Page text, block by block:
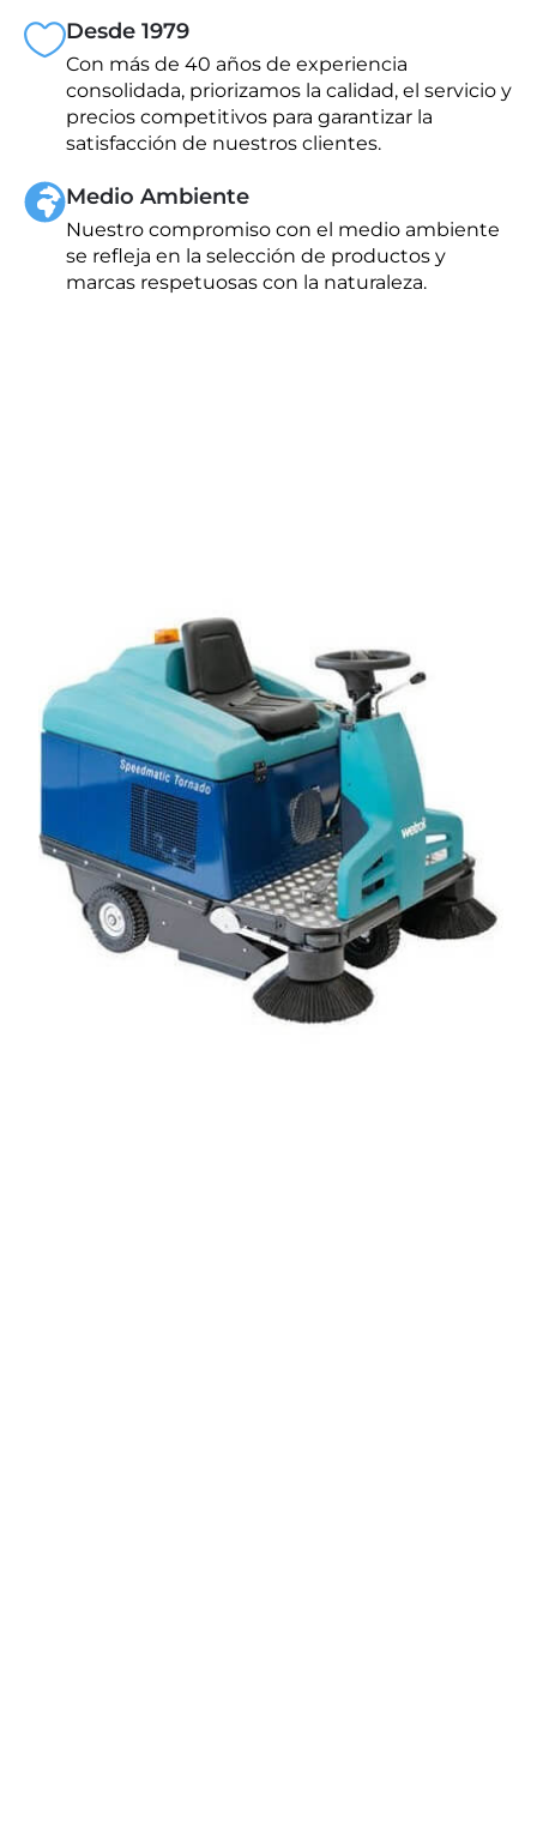
Desde 1979
Con más de 40 años de experiencia
consolidada, priorizamos la calidad, el servicio y
precios competitivos para garantizar la
satisfacción de nuestros clientes.
Medio Ambiente
Nuestro compromiso con el medio ambiente
se refleja en la selección de productos y
marcas respetuosas con la naturaleza.